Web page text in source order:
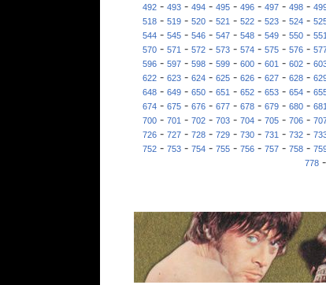
492 - 493 - 494 - 495 - 496 - 497 - 498 -
518- 519- 520- 521- 522- 523- 524-
544- 545- 546- 547- 548- 549- 550-
570- 571- 572- 573- 574- 575- 576-
596 - 597 - 598 - 599 - 600 - 601 - 602 -
622- 623- 624- 625- 626- 627- 628-
648- 649- 650- 651- 652- 653- 654-
674- 675- 676- 677- 678- 679- 680-
700 - 701 - 702 - 703 - 704 - 705 - 706 -
726- 727- 728- 729- 730- 731- 732-
752- 753- 754- 755- 756- 757- 758-
778-